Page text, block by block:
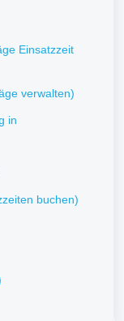
Einsatzzeit
verwalten)
in
buchen)